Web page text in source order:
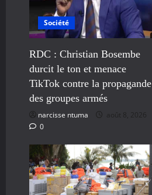
Société
RDC : Christian Bosembe
durcit le ton et menace
TikTok contre la propagande
des groupes armés
narcisse ntuma
août 8, 2026
0